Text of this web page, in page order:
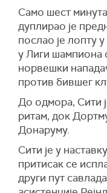
Само шест
дуплирао је
послао је лопту
у Лиги шампиона
норвешки
против бившег
До одмора, Сити
ритам, док
Донаруму.
Сити је у
притисак се
други пут